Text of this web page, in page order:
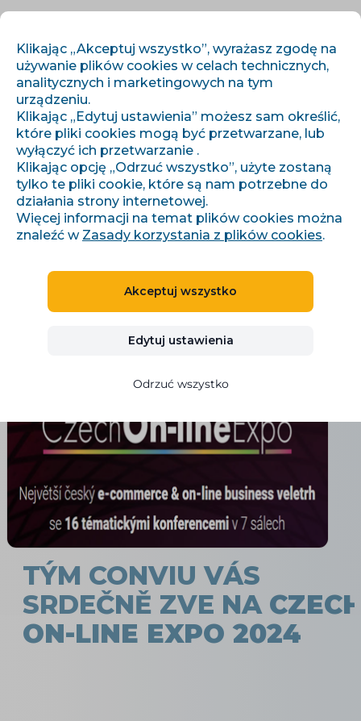
Úvod ›Artykuły i informacje›Conviu na Czech On-line Expo 2024
Expo 2024
Denisa Pilařová
2 minuty czytania
TÝM CONVIU VÁS
SRDEČNĚ ZVE NA
ON-LINE EXPO 2024
Klikając „Akceptuj wszystko”, wyrażasz zgodę na
używanie plików cookies w celach technicznych,
analitycznych i marketingowych na tym
urządzeniu.
Klikając „Edytuj ustawienia” możesz sam określić,
które pliki cookies mogą być przetwarzane, lub
wyłączyć ich przetwarzanie .
Klikając opcję „Odrzuć wszystko”, użyte zostaną
tylko te pliki cookie, które są nam potrzebne do
działania strony internetowej.
Więcej informacji na temat plików cookies można
znaleźć w Zasady korzystania z plików cookies.
Akceptuj wszystko
Edytuj ustawienia
Odrzuć wszystko